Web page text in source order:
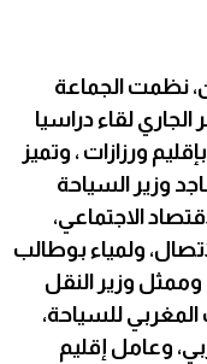
نظمت الجماعة
يوم السبت 04 نونبر الجاري لقاء دراسيا
ورزازات ، وتميز
وزير السياحة
الاجتماعي،
ولمياء بوطالب
وممثل وزير النقل
المغربي للسياحة،
وعامل إقليم